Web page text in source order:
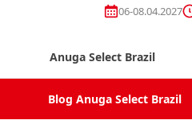
06-08.04.2027
Anuga Select Brazil
Blog Anuga Select Brazil